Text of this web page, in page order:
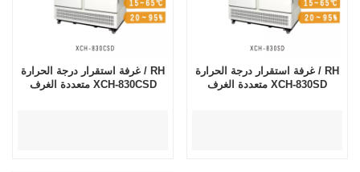
غرفة استقرار درجة الحرارة / RH
متعددة الغرف XCH-830CSD
غرفة استقرار درجة الحرارة / RH
متعددة الغرف XCH-830SD